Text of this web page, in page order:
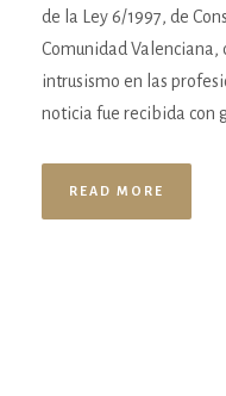
de la Ley 6/1997, de
Comunidad Valenciana,
intrusismo en las
noticia fue recibida con
READ MORE